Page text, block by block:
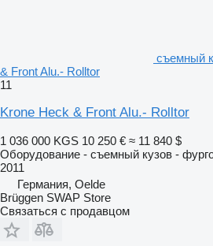
съемный
& Front Alu.- Rolltor
11
Krone Heck & Front Alu.- Rolltor
1 036 000 KGS 10 250 € ≈ 11 840 $
Оборудование - съемный кузов -
2011
Германия, Oelde
Brüggen SWAP Store
Связаться с продавцом